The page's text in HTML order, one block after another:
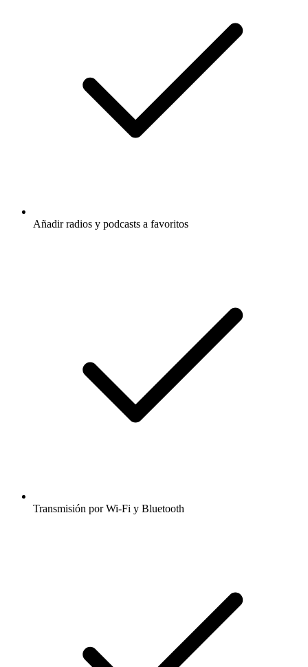
Añadir radios y podcasts a favoritos
Transmisión por Wi-Fi y Bluetooth